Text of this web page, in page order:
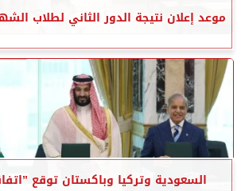
موعد إعلان نتيجة الدور الثاني لطلاب الشهادة
السعودية وتركيا وباكستان توقع